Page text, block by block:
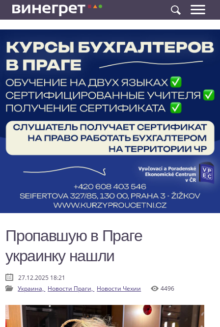
Пропавшую в Праге
украинку нашли
27.12.2025 18:21
Украина, Новости Праги, Новости Чехии 4496